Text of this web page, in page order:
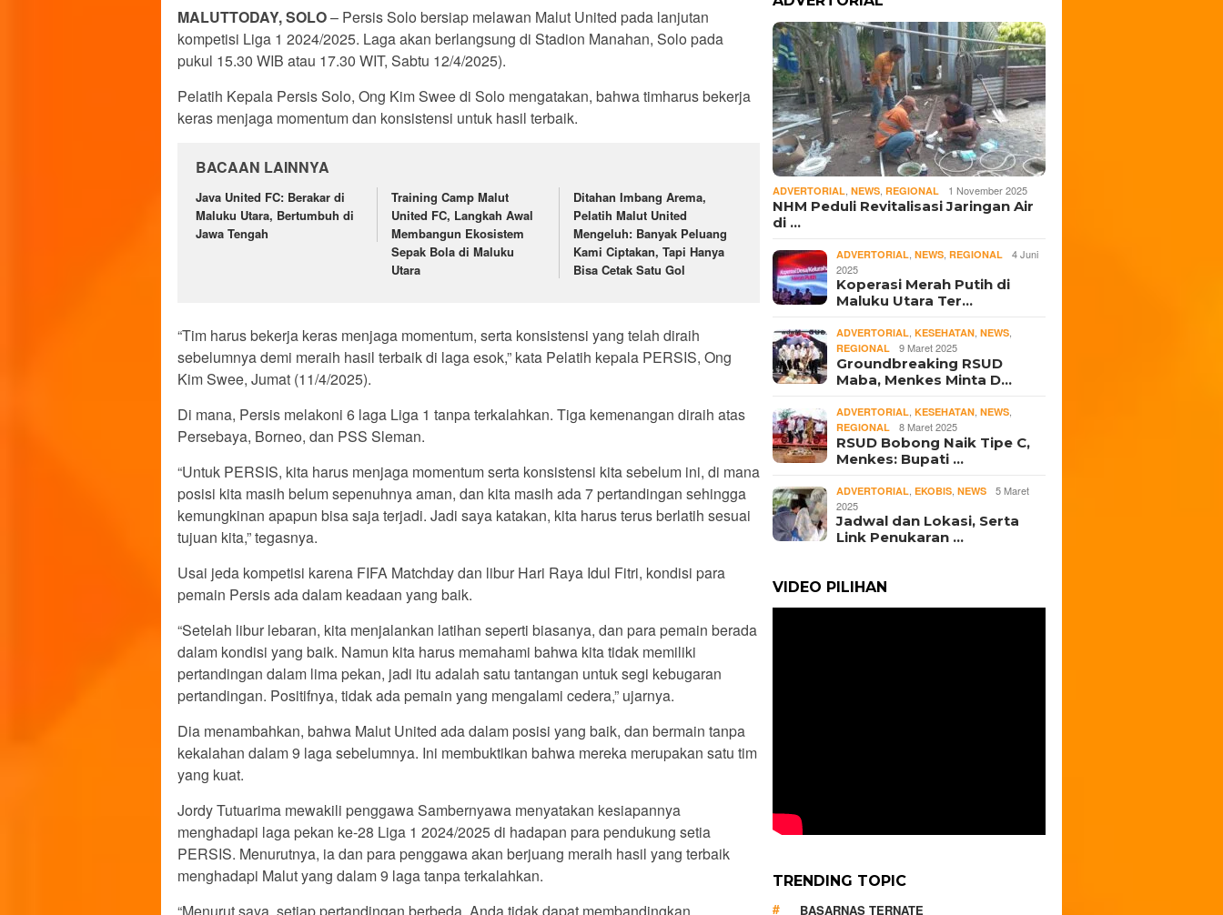
MALUTTODAY, SOLO– Persis Solo bersiap melawan Malut United pada lanjutan
kompetisi Liga 1 2024/2025. Laga akan berlangsung di Stadion Manahan, Solo pada
pukul 15.30 WIB atau 17.30 WIT, Sabtu 12/4/2025).
Pelatih Kepala Persis Solo, Ong Kim Swee di Solo mengatakan, bahwa timharus bekerja
keras menjaga momentum dan konsistensi untuk hasil terbaik.
BACAAN LAINNYA
Java United FC: Berakar di
Maluku Utara, Bertumbuh di
Jawa Tengah
Training Camp Malut
United FC, Langkah Awal
Membangun Ekosistem
Sepak Bola di Maluku
Utara
Ditahan Imbang Arema,
Pelatih Malut United
Mengeluh: Banyak Peluang
Kami Ciptakan, Tapi Hanya
Bisa Cetak Satu Gol
“Tim harus bekerja keras menjaga momentum, serta konsistensi yang telah diraih
sebelumnya demi meraih hasil terbaik di laga esok,” kata Pelatih kepala PERSIS, Ong
Kim Swee, Jumat (11/4/2025).
Di mana, Persis melakoni 6 laga Liga 1 tanpa terkalahkan. Tiga kemenangan diraih atas
Persebaya, Borneo, dan PSS Sleman.
“Untuk PERSIS, kita harus menjaga momentum serta konsistensi kita sebelum ini, di mana
posisi kita masih belum sepenuhnya aman, dan kita masih ada 7 pertandingan sehingga
kemungkinan apapun bisa saja terjadi. Jadi saya katakan, kita harus terus berlatih sesuai
tujuan kita,” tegasnya.
Usai jeda kompetisi karena FIFA Matchday dan libur Hari Raya Idul Fitri, kondisi para
pemain Persis ada dalam keadaan yang baik.
“Setelah libur lebaran, kita menjalankan latihan seperti biasanya, dan para pemain berada
dalam kondisi yang baik. Namun kita harus memahami bahwa kita tidak memiliki
pertandingan dalam lima pekan, jadi itu adalah satu tantangan untuk segi kebugaran
pertandingan. Positifnya, tidak ada pemain yang mengalami cedera,” ujarnya.
Dia menambahkan, bahwa Malut United ada dalam posisi yang baik, dan bermain tanpa
kekalahan dalam 9 laga sebelumnya. Ini membuktikan bahwa mereka merupakan satu tim
yang kuat.
Jordy Tutuarima mewakili penggawa Sambernyawa menyatakan kesiapannya
menghadapi laga pekan ke-28 Liga 1 2024/2025 di hadapan para pendukung setia
PERSIS. Menurutnya, ia dan para penggawa akan berjuang meraih hasil yang terbaik
menghadapi Malut yang dalam 9 laga tanpa terkalahkan.
“Menurut saya, setiap pertandingan berbeda. Anda tidak dapat membandingkan
ADVERTORIAL ,NEWS ,REGIONAL 1 November 2025
NHM Peduli Revitalisasi Jaringan Air
di …
ADVERTORIAL ,NEWS ,REGIONAL
4 Juni
2025
Koperasi Merah Putih di
Maluku Utara Ter…
ADVERTORIAL ,KESEHATAN ,NEWS
REGIONAL 9 Maret 2025
Groundbreaking RSUD
Maba, Menkes Minta D…
ADVERTORIAL ,KESEHATAN ,NEWS
REGIONAL 8 Maret 2025
RSUD Bobong Naik Tipe C,
Menkes: Bupati …
ADVERTORIAL ,EKOBIS ,NEWS
5 Maret
2025
Jadwal dan Lokasi, Serta
Link Penukaran …
VIDEO PILIHAN
TRENDING TOPIC
BASARNAS TERNATE